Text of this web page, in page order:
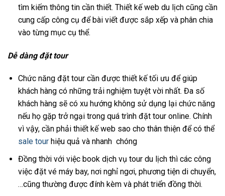
tìm kiếm thông tin cần thiết. Thiết kế web du lịch cũng cần
cung cấp công cụ để bài viết được sắp xếp và phân chia
vào từng mục cụ thể.
Dễ dàng đặt tour
Chức năng đặt tour cần được thiết kế tối ưu để giúp
khách hàng có những trải nghiệm tuyệt vời nhất. Đa số
khách hàng sẽ có xu hướng không sử dụng lại chức năng
nếu họ gặp trở ngại trong quá trình đặt tour online. Chính
vì vậy, cần phải thiết kế web sao cho thân thiện để có thể
sale tourhiệu quả và nhanh chóng
Đồng thời với việc book dịch vụ tour du lịch thì các công
việc đặt vé máy bay, nơi nghỉ ngơi, phương tiện di chuyển,
…cũng thường được đính kèm và phát triển đồng thời.